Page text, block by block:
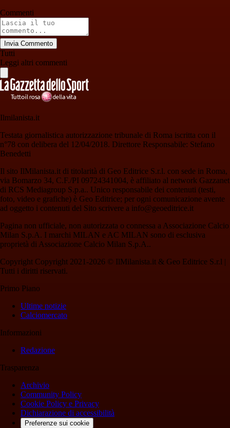
Commenti
Invia Commento
Tutti
Leggi altri commenti
Ilmilanista.it
Testata giornalistica autorizzazione tribunale di Roma iscritta con il
n°78 con delibera del 12/04/2018. Direttore Responsabile: Stefano
Benedetti
Il sito IlMilanista.it di titolarità di Geo Editrice S.r.l. con sede in Roma,
via Bomarzo 34, C.F./PI 09724341004, è affiliato al network Gazzanet
di RCS Mediagroup S.p.a.. Unico responsabile dei contenuti (testi,
foto, video e grafiche) è Geo Editrice; per ogni comunicazione avente
ad oggetto i contenuti del Sito scrivere a info@geoeditrice.it
Pagina non ufficiale, non autorizzata o connessa a Associazione Calcio
Milan S.p.A. I marchi MILAN e AC MILAN sono di esclusiva
proprietà di Associazione Calcio Milan S.p.A..
Copyright Copyright 2021-2026 © IlMilanista.it & Geo Editrice S.r.l |
Tutti i diritti riservati.
Primo Piano
Ultime notizie
Calciomercato
Informazioni
Redazione
Trasparenza
Archivio
Community Policy
Cookie Policy e Privacy
Dichiarazione di accessibilità
Preferenze sui cookie